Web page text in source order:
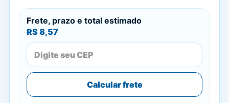
Frete, prazo e total estimado
R$ 8,57
Calcular frete